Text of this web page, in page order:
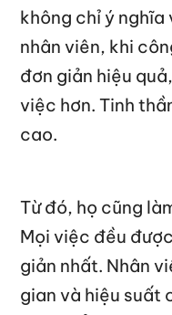
không chỉ ý nghĩa
nhân viên, khi
đơn giản hiệu
việc hơn. Tinh
cao.
Từ đó, họ cũng
Mọi việc đều
giản nhất. Nhân
gian và hiệu suất